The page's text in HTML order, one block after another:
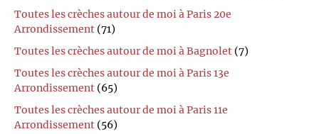
Toutes les crèches autour de moi à Paris 20e
Arrondissement (71)
Toutes les crèches autour de moi à Bagnolet (7)
Toutes les crèches autour de moi à Paris 13e
Arrondissement (65)
Toutes les crèches autour de moi à Paris 11e
Arrondissement (56)